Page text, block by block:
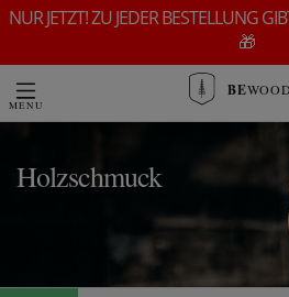
NUR JETZT! ZU JEDER BESTELLUNG
🎁
BE
Holzschmuck